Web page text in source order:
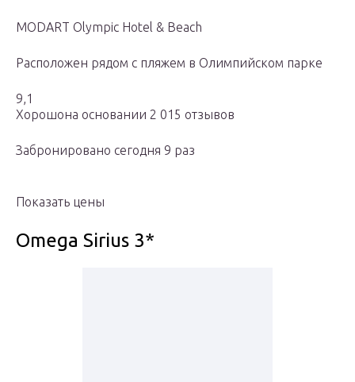
MODART Olympic Hotel & Beach
Расположен рядом с пляжем в Олимпийском парке
9,1
Хорошона основании 2 015 отзывов
Забронировано сегодня 9 раз
Показать цены
Omega Sirius 3*